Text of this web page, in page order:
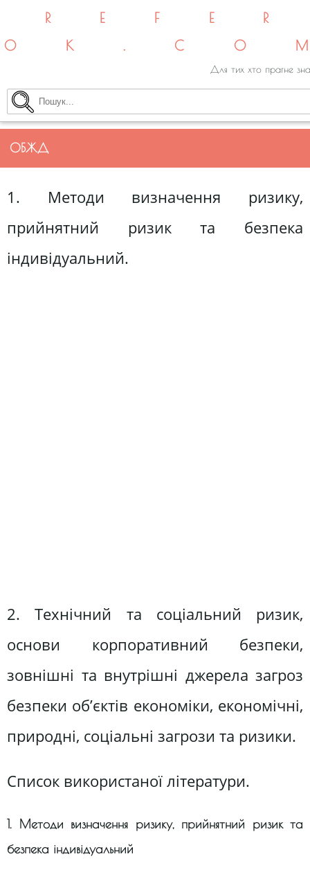
Для тих хто прагне
ОБЖД
1. Методи визначення ризику,
прийнятний ризик та безпека
індивідуальний.
2. Технічний та соціальний ризик,
основи корпоративний безпеки,
зовнішні та внутрішні джерела загроз
безпеки об’єктів економіки, економічні,
природні, соціальні загрози та ризики.
Список використаної літератури.
1. Методи визначення ризику, прийнятний ризик та
безпека індивідуальний